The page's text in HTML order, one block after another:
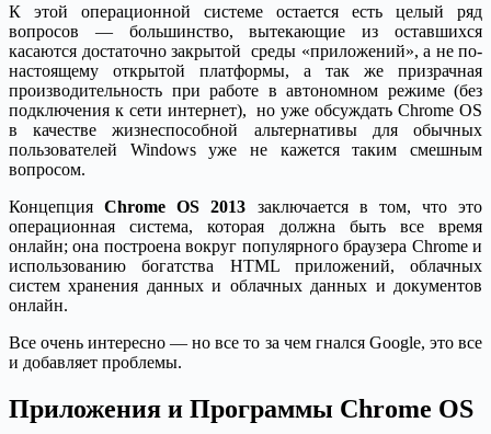
К этой операционной системе остается есть целый ряд
вопросов — большинство, вытекающие из оставшихся
касаются достаточно закрытой среды «приложений», а не по-
настоящему открытой платформы, а так же призрачная
производительность при работе в автономном режиме (без
подключения к сети интернет), но уже обсуждать Chrome OS
в качестве жизнеспособной альтернативы для обычных
пользователей Windows уже не кажется таким смешным
вопросом.
КонцепцияChrome OS 2013 заключается в том, что это
операционная система, которая должна быть все время
онлайн; она построена вокруг популярного браузера Chrome и
использованию богатства HTML приложений, облачных
систем хранения данных и облачных данных и документов
онлайн.
Все очень интересно — но все то за чем гнался Google, это все
и добавляет проблемы.
Приложения и Программы Chrome OS